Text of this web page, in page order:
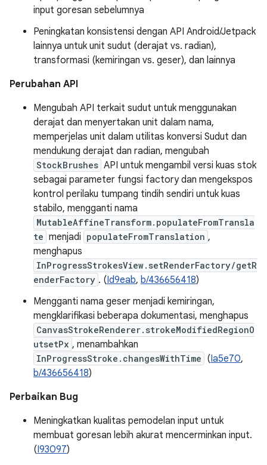
input goresan sebelumnya
Peningkatan konsistensi dengan API Android/Jetpack
lainnya untuk unit sudut (derajat vs. radian),
transformasi (kemiringan vs. geser), dan lainnya
Perubahan API
Mengubah API terkait sudut untuk menggunakan
derajat dan menyertakan unit dalam nama,
memperjelas unit dalam utilitas konversi Sudut dan
mendukung derajat dan radian, mengubah
StockBrushes API untuk mengambil versi kuas stok
sebagai parameter fungsi factory dan mengekspos
kontrol perilaku tumpang tindih sendiri untuk kuas
stabilo, mengganti nama
MutableAffineTransform.populateFromTransla
te menjadi populateFromTranslation ,
menghapus
InProgressStrokesView.setRenderFactory/getR
enderFactory . (Id9eab, b/436656418)
Mengganti nama geser menjadi kemiringan,
mengklarifikasi beberapa dokumentasi, menghapus
CanvasStrokeRenderer.strokeModifiedRegionO
utsetPx , menambahkan
InProgressStroke.changesWithTime (Ia5e70,
b/436656418)
Perbaikan Bug
Meningkatkan kualitas pemodelan input untuk
membuat goresan lebih akurat mencerminkan input.
(I93097)